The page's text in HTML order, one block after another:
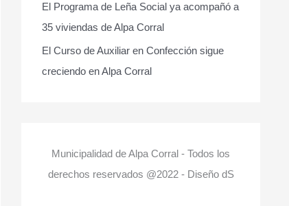
El Programa de Leña Social ya acompañó a
35 viviendas de Alpa Corral
El Curso de Auxiliar en Confección sigue
creciendo en Alpa Corral
Municipalidad de Alpa Corral - Todos los
derechos reservados @2022 - Diseño dS